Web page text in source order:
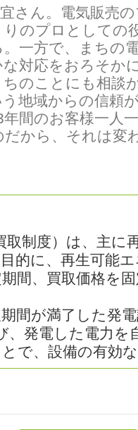
さん。電気販売
のプロとしての
一方で、まちの
対応をおろそか
のことにも相談
地域からの信頼
間のお客様一人
から、それは変
制度）は、主に
的に、再生可能
間、買取価格を
間が満了した発
、発電した電力を
で、設備の有効